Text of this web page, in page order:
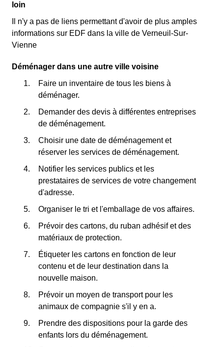
loin
Il n'y a pas de liens permettant d'avoir de plus amples
informations sur EDF dans la ville de Verneuil-Sur-
Vienne
Déménager dans une autre ville voisine
Faire un inventaire de tous les biens à
déménager.
Demander des devis à différentes entreprises
de déménagement.
Choisir une date de déménagement et
réserver les services de déménagement.
Notifier les services publics et les
prestataires de services de votre changement
d'adresse.
Organiser le tri et l'emballage de vos affaires.
Prévoir des cartons, du ruban adhésif et des
matériaux de protection.
Étiqueter les cartons en fonction de leur
contenu et de leur destination dans la
nouvelle maison.
Prévoir un moyen de transport pour les
animaux de compagnie s'il y en a.
Prendre des dispositions pour la garde des
enfants lors du déménagement.